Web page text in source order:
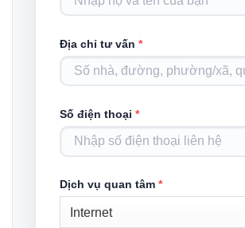
Địa chỉ tư vấn *
Số điện thoại *
Dịch vụ quan tâm *